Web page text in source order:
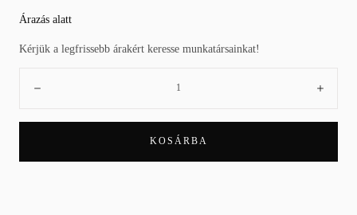
Normál
Árazás alatt
Kérjük a legfrissebb árakért keresse munkatársainkat!
KOSÁRBA